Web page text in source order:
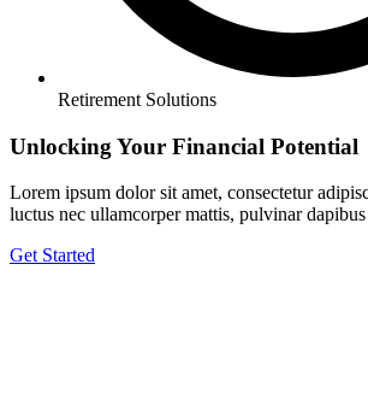
Retirement Solutions
Unlocking Your Financial Potential
Lorem ipsum dolor sit amet, consectetur
luctus nec ullamcorper mattis, pulvinar
Get Started